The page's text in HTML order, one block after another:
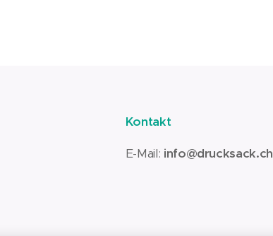
Kontakt
E-Mail: info@drucksack.ch